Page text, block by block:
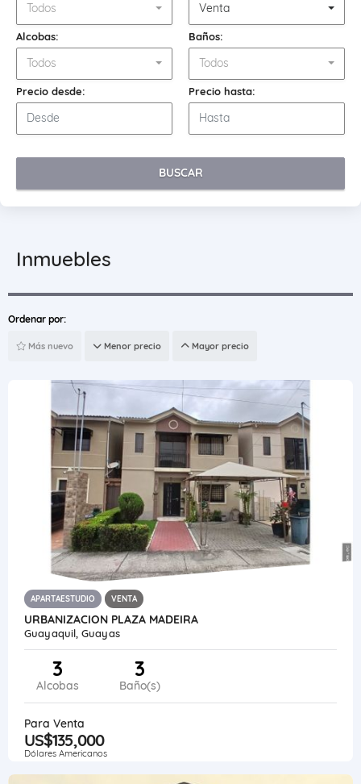
Todos Venta
Alcobas:
Todos
Baños:
Todos
Precio desde: Precio hasta:
BUSCAR
Inmuebles
Ordenar por:
Más nuevo Menor precio Mayor precio
APARTAESTUDIO VENTA
URBANIZACION PLAZA MADEIRA
Guayaquil, Guayas
3
Alcobas
3
Baño(s)
Para Venta
US$135,000
Dólares Americanos